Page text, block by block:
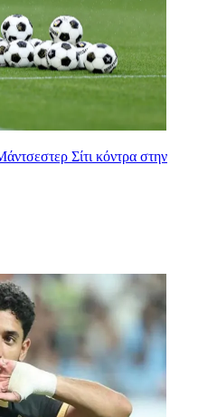
Σίτι κόντρα στην